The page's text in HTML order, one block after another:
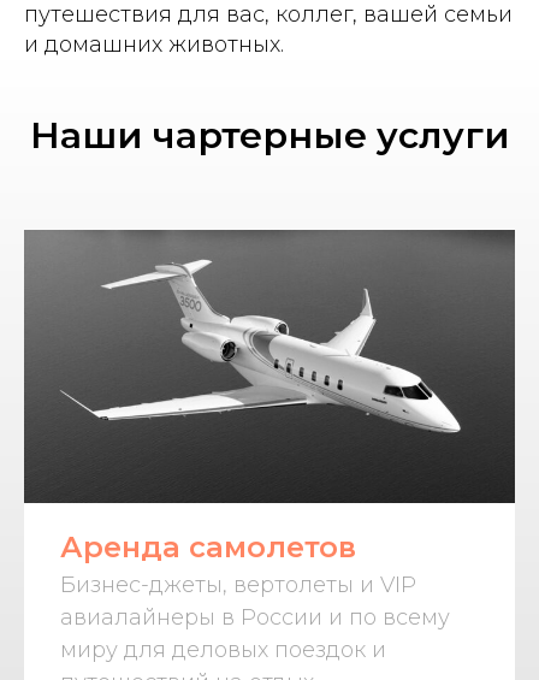
путешествия для вас, коллег, вашей семьи
и домашних животных.
Наши чартерные услуги
Аренда самолетов
Бизнес-джеты, вертолеты и VIP
авиалайнеры в России и по всему
миру для деловых поездок и